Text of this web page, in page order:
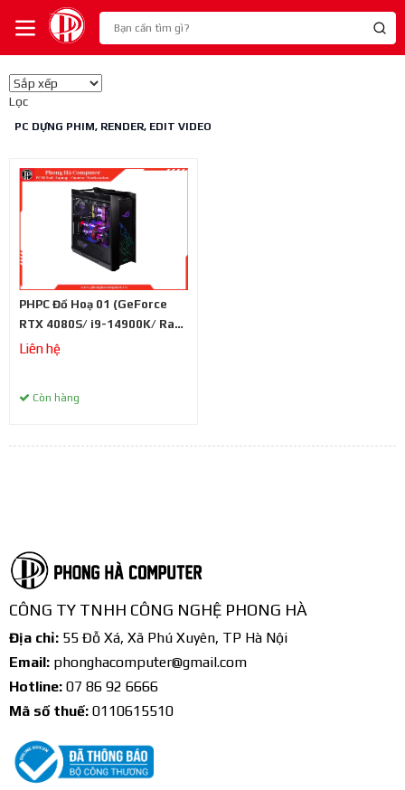
Lọc
PC DỰNG PHIM, RENDER, EDIT VIDEO
PHPC Đồ Hoạ 01 (GeForce
RTX 4080S/ i9-14900K/ Ram
64GB / SSD 2TB/ Z790/
Liên hệ
Còn hàng
CÔNG TY TNHH CÔNG NGHỆ PHONG HÀ
Địa chỉ: 55 Đỗ Xá, Xã Phú Xuyên, TP Hà Nội
Email: phonghacomputer@gmail.com
Hotline: 07 86 92 6666
Mã số thuế: 0110615510